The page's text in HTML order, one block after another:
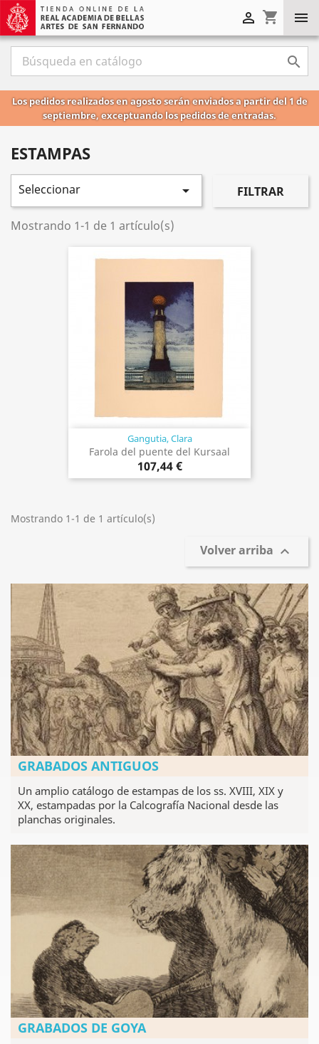

shopping_cart


Los pedidos realizados en agosto serán enviados a partir del 1 de
septiembre, exceptuando los pedidos de entradas.
ESTAMPAS
Seleccionar  FILTRAR
Mostrando 1-1 de 1 artículo(s)
Gangutia, Clara
Farola del puente del Kursaal
107,44 €
Mostrando 1-1 de 1 artículo(s)
Volver arriba 
GRABADOS ANTIGUOS
Un amplio catálogo de estampas de los ss. XVIII, XIX y
XX, estampadas por la Calcografía Nacional desde las
planchas originales.
GRABADOS DE GOYA